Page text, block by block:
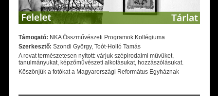
Támogató: NKA Összművészeti Programok Kollégiuma
Szerkesztő: Szondi György, Toót-Holló Tamás
A rovat természetesen nyitott: várjuk szépirodalmi művüket,
tanulmányukat, képzőművészeti alkotásukat, hozzászólásukat.
Köszönjük a fotókat a Magyarországi Református Egyháznak